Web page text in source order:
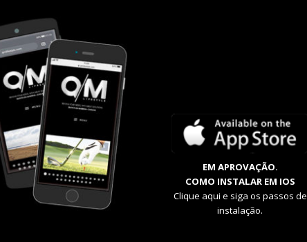
EM APROVAÇÃO.
COMO INSTALAR EM IOS
Clique aqui e siga os passos de
instalação.